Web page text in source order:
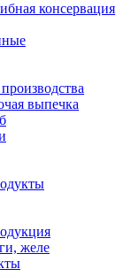
консервация
выпечка
желе